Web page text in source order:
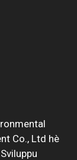
Co., Ltd hè